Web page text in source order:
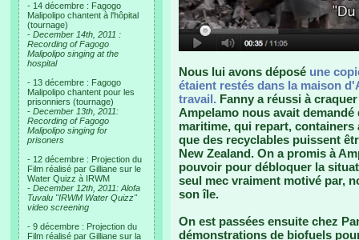
- 14 décembre : Fagogo
Malipolipo chantent à l'hôpital
(tournage)
- December 14th, 2011 :
Recording of Fagogo
Malipolipo singing at the
hospital
- 13 décembre : Fagogo
Malipolipo chantent pour les
prisonniers (tournage)
- December 13th, 2011:
Recording of Fagogo
Malipolipo singing for
prisoners
- 12 décembre : Projection du
Film réalisé par Gilliane sur le
Water Quizz à IRWM
- December 12th, 2011: Alofa
Tuvalu "IRWM Water Quizz"
video screening
- 9 décembre : Projection du
Film réalisé par Gilliane sur la
Nous lui avons déposé une
étaient restés dans la maison
travail. Fanny a réussi à
Ampelamo nous avait
maritime, qui repart, containers
que des recyclables puissent
New Zealand. On a promis à
pouvoir pour débloquer la
seul mec vraiment motivé par,
son île.
On est passées ensuite chez
démonstrations de biofuels